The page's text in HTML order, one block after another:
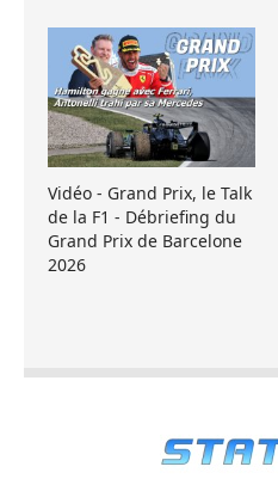
Vidéo - Grand Prix, le Talk
de la F1 - Débriefing du
Grand Prix de Barcelone
2026